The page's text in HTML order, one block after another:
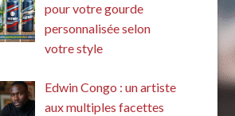
pour votre gourde
personnalisée selon
votre style
Edwin Congo : un artiste
aux multiples facettes